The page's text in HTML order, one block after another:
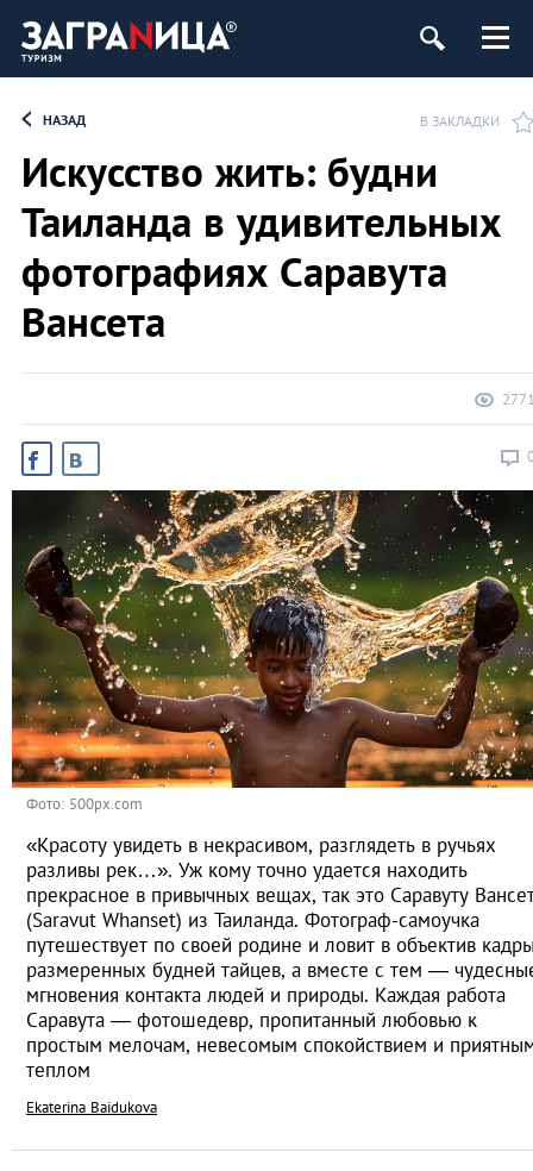
НАЗАД В ЗАКЛАДКИ
Искусство жить: будни
Таиланда в удивительных
фотографиях Саравута
Вансета
Фото: 500px.com
«Красоту увидеть в некрасивом, разглядеть в ручьях
разливы рек…». Уж кому точно удается находить
прекрасное в привычных вещах, так это Саравуту
(Saravut Whanset) из Таиланда. Фотограф-самоучка
путешествует по своей родине и ловит в объектив
размеренных будней тайцев, а вместе с тем —
мгновения контакта людей и природы. Каждая работа
Саравута — фотошедевр, пропитанный любовью к
простым мелочам, невесомым спокойствием и
теплом
Ekaterina Baidukova